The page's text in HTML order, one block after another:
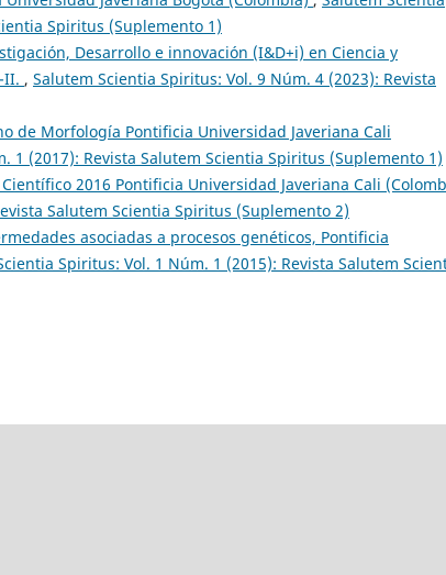
Spiritus (Suplemento 1)
Desarrollo e innovación (I&D+i) en Ciencia y
II. , Salutem Scientia Spiritus: Vol. 9 Núm. 4 (2023): Revista
de Morfología Pontificia Universidad Javeriana Cali
1 (2017): Revista Salutem Scientia Spiritus (Suplemento 1)
2016 Pontificia Universidad Javeriana Cali
Salutem Scientia Spiritus (Suplemento 2)
asociadas a procesos genéticos, Pontificia
Spiritus: Vol. 1 Núm. 1 (2015): Revista Salutem